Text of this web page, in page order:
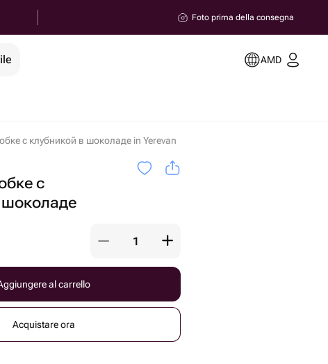
Foto prima della consegna
AMD
с клубникой в шоколаде in Yerevan
с
шоколаде️
al carrello
Acquistare ora